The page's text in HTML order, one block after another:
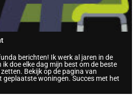
berichten! Ik werk al jaren in de
doe elke dag mijn best om de beste
Bekijk op de pagina van
geplaatste woningen. Succes met het